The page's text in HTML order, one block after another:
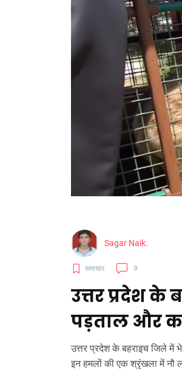
Sagar Naik.
समाचार 9
उत्तर प्रदेश
पड़ताल और
उत्तर प्रदेश के बहराइच जिले में
इन हमलों की एक श्रृंखला में नौ